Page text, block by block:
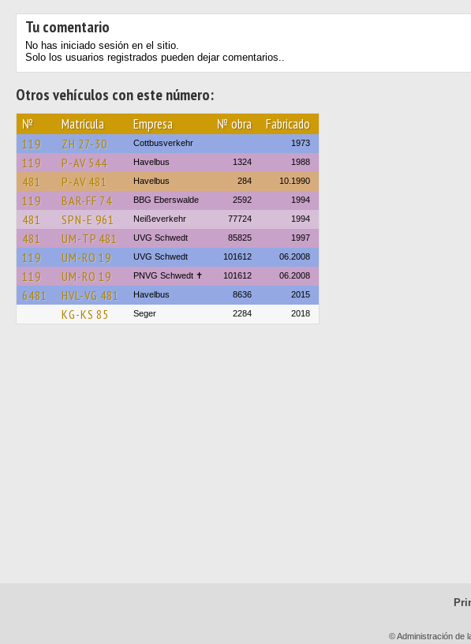
Tu comentario
No has iniciado sesión en el sitio.
Solo los usuarios registrados pueden dejar comentarios..
Otros vehículos con este número:
№ Matrícula Empresa № obra Fabricado
119 ZH 27-30 Cottbusverkehr 1973
119 P-AV 544 Havelbus 1324 1988
481 P-AV 481 Havelbus 284 10.1990
119 BAR-FF 74 BBG Eberswalde 2592 1994
481 SPN-E 961 Neißeverkehr 77724 1994
481 UM-TP 481 UVG Schwedt 85825 1997
119 UM-RO 19 UVG Schwedt 101612 06.2008
119 UM-RO 19 PNVG Schwedt ✝ 101612 06.2008
6481 HVL-VG 481 Havelbus 8636 2015
KG-KS 85 Seger 2284 2018
© Administración de